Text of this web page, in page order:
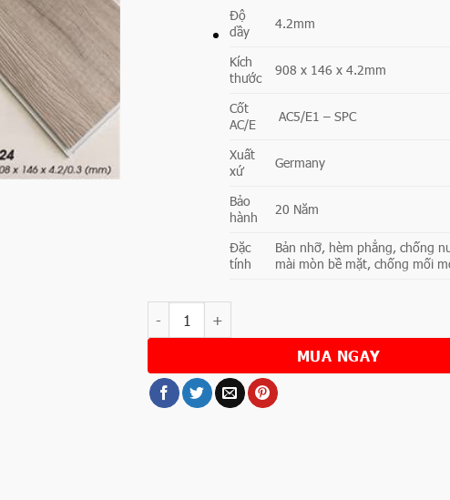
Độ
dầy
4.2mm
Kích
thước
908 x 146 x 4.2mm
Cốt
AC/E
AC5/E1 – SPC
Xuất
xứ
Germany
Bảo
hành
20 Năm
Đặc
tính
Bản nhỡ, hèm phẳng, chống
mài mòn bề mặt, chống mối
Số lượng
MUA NGAY